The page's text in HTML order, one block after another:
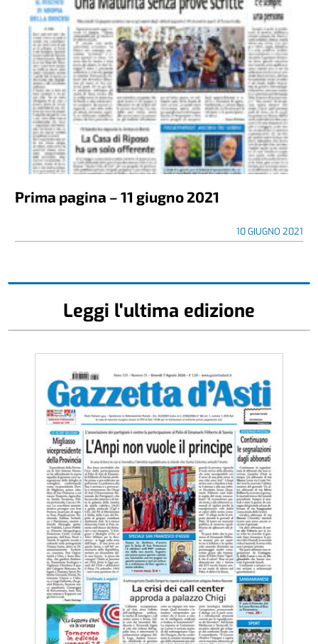
Prima pagina – 11 giugno 2021
10 GIUGNO 2021
Leggi l'ultima edizione